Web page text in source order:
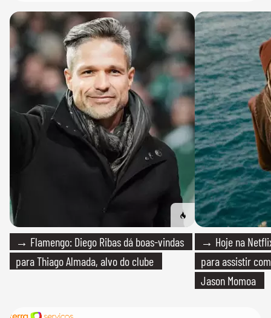
→ Flamengo: Diego Ribas dá boas-vindas
para Thiago Almada, alvo do clube
→ Hoje na
para assistir
Jason Momoa